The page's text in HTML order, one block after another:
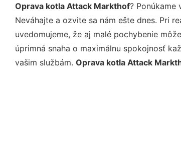
Oprava kotla Attack Markthof? Ponúkame
Neváhajte a ozvite sa nám ešte dnes. Pri
uvedomujeme, že aj malé pochybenie
úprimná snaha o maximálnu spokojnosť
vašim službám. Oprava kotla Attack